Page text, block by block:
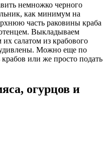
немножко черного
как минимум на
часть раковины краба
Выкладываем
салатом из крабового
Можно еще по
или же просто подать
огурцов и